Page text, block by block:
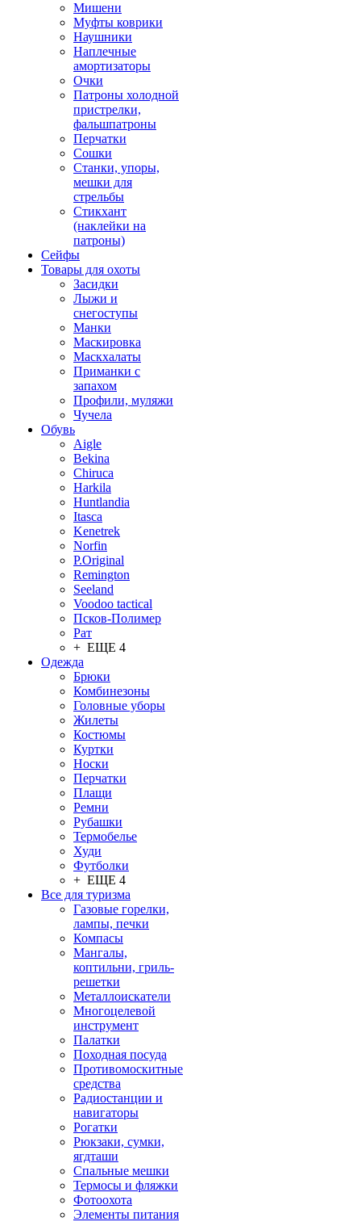
Мишени
Муфты коврики
Наушники
Наплечные
амортизаторы
Очки
Патроны холодной
пристрелки,
фальшпатроны
Перчатки
Сошки
Станки, упоры,
мешки для
стрельбы
Стикхант
(наклейки на
патроны)
Сейфы
Товары для охоты
Засидки
Лыжи и
снегоступы
Манки
Маскировка
Маскхалаты
Приманки с
запахом
Профили, муляжи
Чучела
Обувь
Aigle
Bekina
Chiruсa
Harkila
Huntlandia
Itasca
Kenetrek
Norfin
P.Original
Remington
Seeland
Voodoo tactical
Псков-Полимер
Рат
+ ЕЩЕ 4
Одежда
Брюки
Комбинезоны
Головные уборы
Жилеты
Костюмы
Куртки
Носки
Перчатки
Плащи
Ремни
Рубашки
Термобелье
Худи
Футболки
+ ЕЩЕ 4
Все для туризма
Газовые горелки,
лампы, печки
Компасы
Мангалы,
коптильни, гриль-
решетки
Металлоискатели
Многоцелевой
инструмент
Палатки
Походная посуда
Противомоскитные
средства
Радиостанции и
навигаторы
Рогатки
Рюкзаки, сумки,
ягдташи
Спальные мешки
Термосы и фляжки
Фотоохота
Элементы питания